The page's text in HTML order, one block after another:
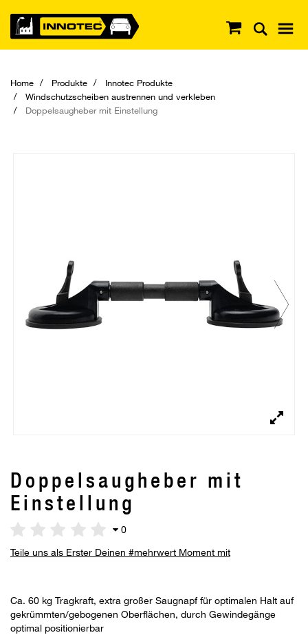
Home Produkte
Innotec Produkte
Windschutzscheiben austrennen und verkleben
Doppelsaugheber mit Einstellung
Doppelsaugheber mit
Einstellung
0
Teile uns als Erster Deinen #mehrwert Moment mit
Ca. 60 kg Tragkraft, extra großer Saugnapf für optimalen Halt auf
gekrümmten/gebogenen Oberflächen, durch Gewindegänge
optimal positionierbar